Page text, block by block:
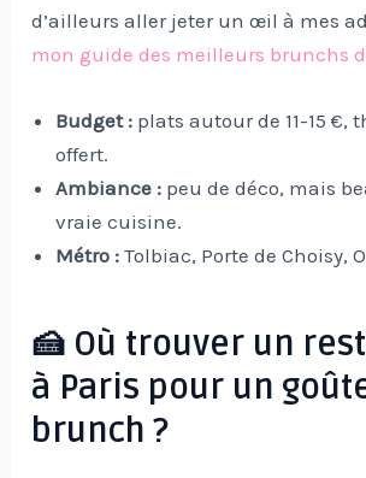
d’ailleurs aller jeter un œil à mes
mon guide des meilleurs brunchs
Budget : plats autour de 11-15 €,
offert.
Ambiance : peu de déco, mais
vraie cuisine.
Métro : Tolbiac, Porte de Choisy,
🍰 Où trouver un
à Paris pour un
brunch ?